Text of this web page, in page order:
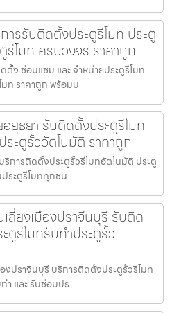
ารรับติดตั้งประตูรีโมท ประตู
รีโมท ครบวงจร ราคาถูก
ง ซ่อมแซม และ จำหน่ายประตูรีโมท
มท ราคาถูก พร้อมบ
ยุธยา รับติดตั้งประตูรีโมท
ะตูรั้วอัตโนมัติ ราคาถูก
การติดตั้งประตูรั้วรีโมทอัตโนมัติ ประตู
ระตูรีโมททุกชน
ลี่ยงเมืองปราจีนบุรี รับติด
ตูรีโมทรับทำประตูรั้ว
งปราจีนบุรี บริการติดตั้งประตูรั้วรีโมท
ำ และ รับซ่อมปร